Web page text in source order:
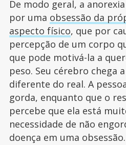
De modo geral, a
por uma obsessão da
aspecto físico, que por
percepção de um corpo
que pode motivá-la a
peso. Seu cérebro chega
diferente do real. A
gorda, enquanto que o
percebe que ela está
necessidade de não
doença em uma obsessão.